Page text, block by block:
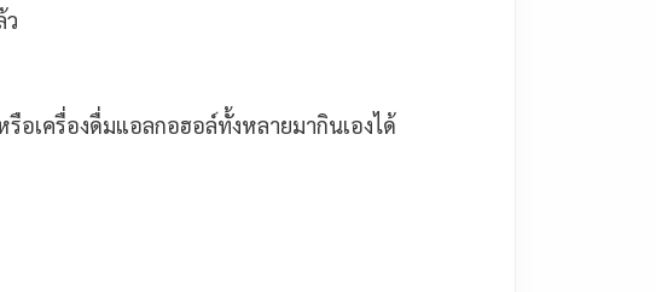
ว
รือเครื่องดื่มแอลกอฮอล์ทั้งหลายมากินเองได้